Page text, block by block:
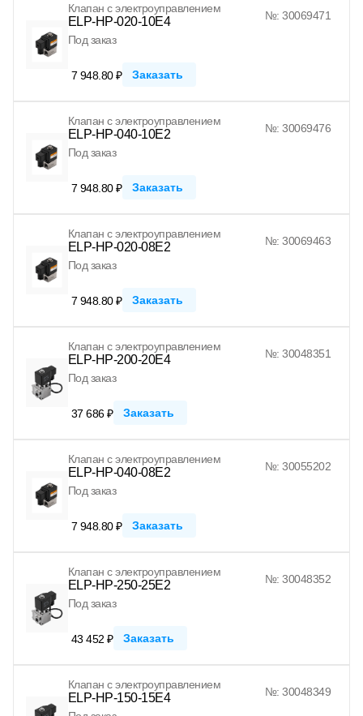
Клапан с электроуправлением
ELP-HP-020-10E4
№: 30069471
Под заказ
7 948.80 ₽ Заказать
Клапан с электроуправлением
ELP-HP-040-10E2
№: 30069476
Под заказ
7 948.80 ₽ Заказать
Клапан с электроуправлением
ELP-HP-020-08E2
№: 30069463
Под заказ
7 948.80 ₽ Заказать
Клапан с электроуправлением
ELP-HP-200-20E4
№: 30048351
Под заказ
37 686 ₽ Заказать
Клапан с электроуправлением
ELP-HP-040-08E2
№: 30055202
Под заказ
7 948.80 ₽ Заказать
Клапан с электроуправлением
ELP-HP-250-25E2
№: 30048352
Под заказ
43 452 ₽ Заказать
Клапан с электроуправлением
ELP-HP-150-15E4
№: 30048349